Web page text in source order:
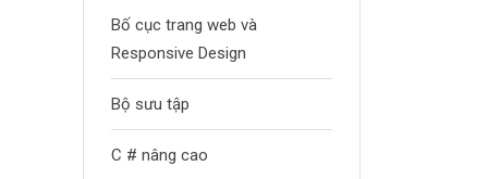
Bố cục trang web và
Responsive Design
Bộ sưu tập
C # nâng cao